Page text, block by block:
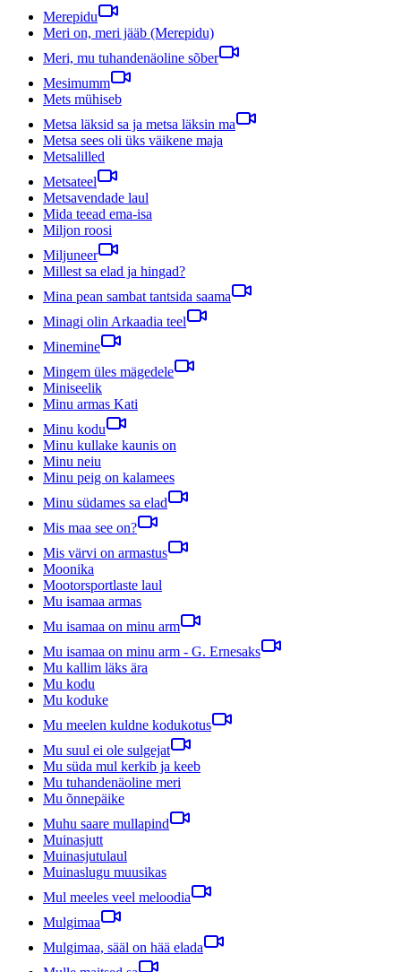
Merepidu
Meri on, meri jääb (Merepidu)
Meri, mu tuhandenäoline sõber
Mesimumm
Mets mühiseb
Metsa läksid sa ja metsa läksin ma
Metsa sees oli üks väikene maja
Metsalilled
Metsateel
Metsavendade laul
Mida teead ema-isa
Miljon roosi
Miljuneer
Millest sa elad ja hingad?
Mina pean sambat tantsida saama
Minagi olin Arkaadia teel
Minemine
Mingem üles mägedele
Miniseelik
Minu armas Kati
Minu kodu
Minu kullake kaunis on
Minu neiu
Minu peig on kalamees
Minu südames sa elad
Mis maa see on?
Mis värvi on armastus
Moonika
Mootorsportlaste laul
Mu isamaa armas
Mu isamaa on minu arm
Mu isamaa on minu arm - G. Ernesaks
Mu kallim läks ära
Mu kodu
Mu koduke
Mu meelen kuldne kodukotus
Mu suul ei ole sulgejat
Mu süda mul kerkib ja keeb
Mu tuhandenäoline meri
Mu õnnepäike
Muhu saare mullapind
Muinasjutt
Muinasjutulaul
Muinaslugu muusikas
Mul meeles veel meloodia
Mulgimaa
Mulgimaa, sääl on hää elada